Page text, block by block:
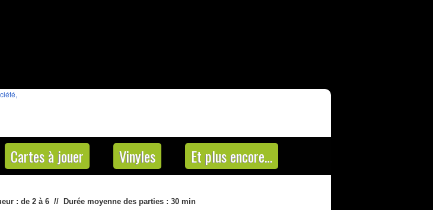
Cartes à jouer Vinyles Et plus encore…
: de 2 à 6 // Durée moyenne des parties : 30 min